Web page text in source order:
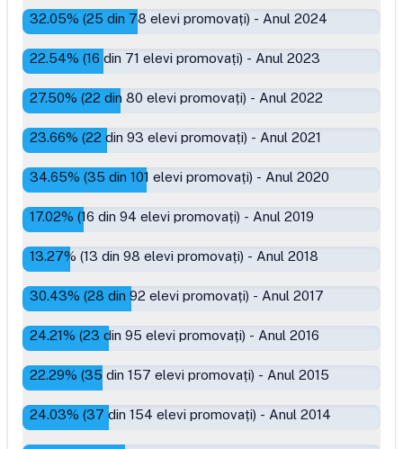
32.05% (25 din 78 elevi promovați) - Anul 2024
22.54% (16 din 71 elevi promovați) - Anul 2023
27.50% (22 din 80 elevi promovați) - Anul 2022
23.66% (22 din 93 elevi promovați) - Anul 2021
34.65% (35 din 101 elevi promovați) - Anul 2020
17.02% (16 din 94 elevi promovați) - Anul 2019
13.27% (13 din 98 elevi promovați) - Anul 2018
30.43% (28 din 92 elevi promovați) - Anul 2017
24.21% (23 din 95 elevi promovați) - Anul 2016
22.29% (35 din 157 elevi promovați) - Anul 2015
24.03% (37 din 154 elevi promovați) - Anul 2014